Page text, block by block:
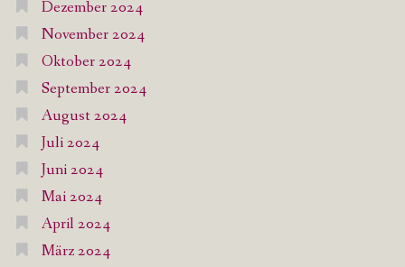
Dezember 2024
November 2024
Oktober 2024
September 2024
August 2024
Juli 2024
Juni 2024
Mai 2024
April 2024
März 2024